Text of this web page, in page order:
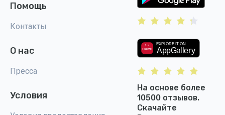
Помощь
Контакты
О нас
Пресса
Условия
На основе более
10500 отзывов.
Скачайте